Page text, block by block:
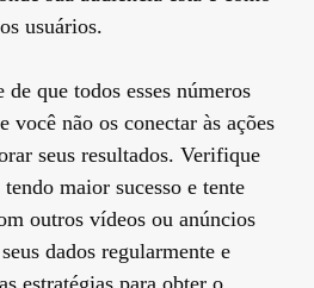
usuários.
que todos esses números
você não os conectar às ações
seus resultados. Verifique
maior sucesso e tente
outros vídeos ou anúncios
dados regularmente e
estratégias para obter o